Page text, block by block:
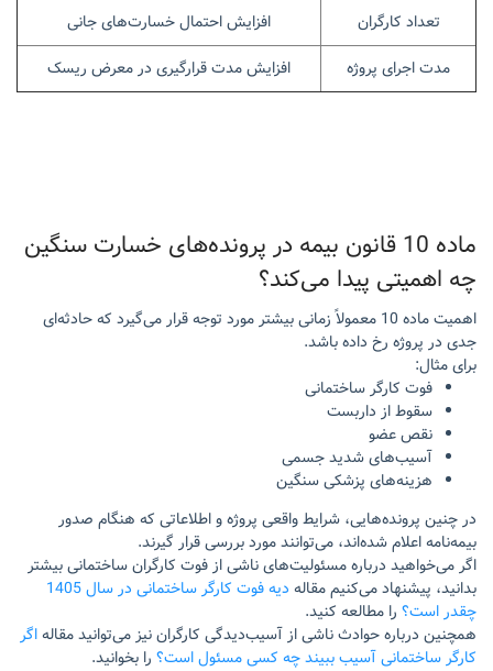
تعداد کارگران
افزایش احتمال خسارت‌های جانی
مدت اجرای پروژه
افزایش مدت قرارگیری در معرض ریسک
ماده 10 قانون بیمه در پرونده‌های خسارت سنگین
چه اهمیتی پیدا می‌کند؟
اهمیت ماده 10 معمولاً زمانی بیشتر مورد توجه قرار می‌گیرد که حادثه‌ای
جدی در پروژه رخ داده باشد.
برای مثال:
فوت کارگر ساختمانی
سقوط از داربست
نقص عضو
آسیب‌های شدید جسمی
هزینه‌های پزشکی سنگین
در چنین پرونده‌هایی، شرایط واقعی پروژه و اطلاعاتی که هنگام صدور
بیمه‌نامه اعلام شده‌اند، می‌توانند مورد بررسی قرار گیرند.
اگر می‌خواهید درباره مسئولیت‌های ناشی از فوت کارگران ساختمانی بیشتر
بدانید، پیشنهاد می‌کنیم مقاله
دیه فوت کارگر ساختمانی در سال 1405
چقدر است؟ را مطالعه کنید.
همچنین درباره حوادث ناشی از آسیب‌دیدگی کارگران نیز می‌توانید مقالهاگر
کارگر ساختمانی آسیب ببیند چه کسی مسئول است؟ را بخوانید.